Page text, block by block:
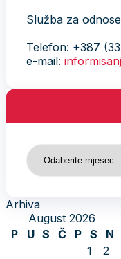
Služba za
Telefon: +387
e-mail:
Arhiva
Arhiva
August 2026
P
U S Č P S
N
1
2